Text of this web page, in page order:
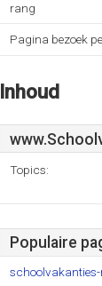
rang
Pagina bezoek
Inhoud
Topics:
Populaire
schoolvakanties-